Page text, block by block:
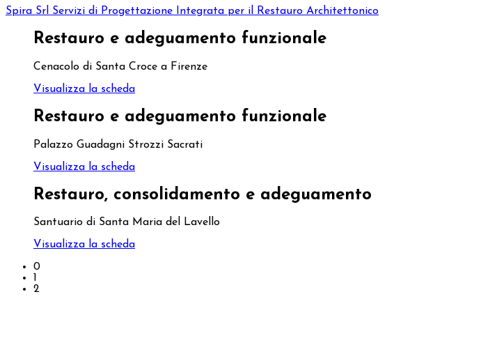
Spira Srl Servizi di Progettazione Integrata per il Restauro Architettonico
Restauro e adeguamento funzionale
Cenacolo di Santa Croce a Firenze
Visualizza la scheda
Restauro e adeguamento funzionale
Palazzo Guadagni Strozzi Sacrati
Visualizza la scheda
Restauro, consolidamento e adeguamento
Santuario di Santa Maria del Lavello
Visualizza la scheda
0
1
2